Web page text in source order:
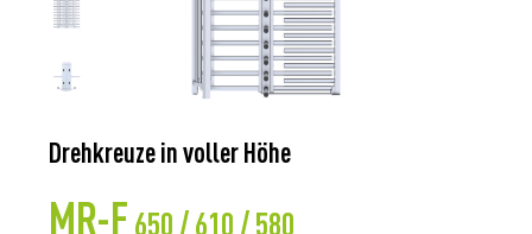
Drehkreuze in voller Höhe
MR-F 650 / 610 / 580